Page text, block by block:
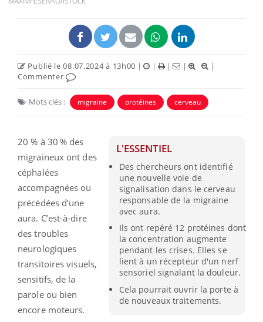
Publié le 08.07.2024 à 13h00 | | | |
|
Commenter
Mots clés : migraine protéines cerveau
L'ESSENTIEL
Des chercheurs ont identifié
une nouvelle voie de
signalisation dans le cerveau
responsable de la migraine
avec aura.
Ils ont repéré 12 protéines dont
la concentration augmente
pendant les crises. Elles se
lient à un récepteur d'un nerf
sensoriel signalant la douleur.
Cela pourrait ouvrir la porte à
de nouveaux traitements.
20 % à 30 % des
migraineux ont des
céphalées
accompagnées ou
précédées d’une
aura. C’est-à-dire
des troubles
neurologiques
transitoires visuels,
sensitifs, de la
parole ou bien
encore moteurs.